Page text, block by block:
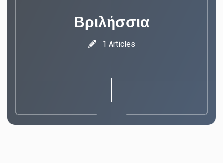
Βριλήσσια
1 Articles